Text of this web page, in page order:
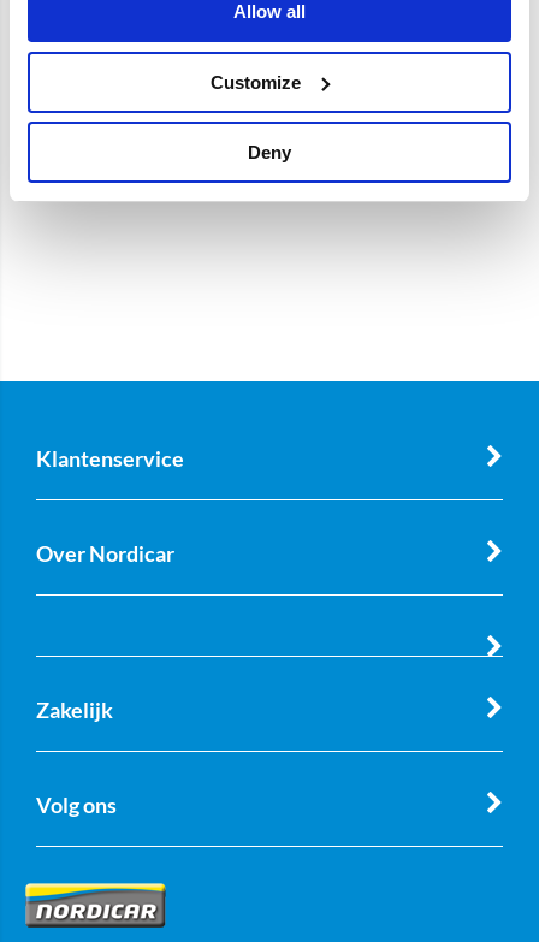
Allow all
Customize
Deny
OE referentie 9499026
Klantenservice
Over Nordicar
Zakelijk
Volg ons